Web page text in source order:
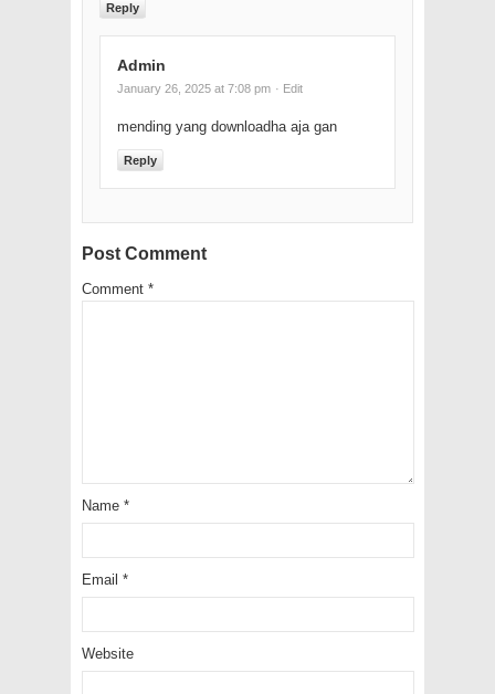
Reply
Admin
January 26, 2025 at 7:08 pm · Edit
mending yang downloadha aja gan
Reply
Post Comment
Comment *
Name *
Email *
Website